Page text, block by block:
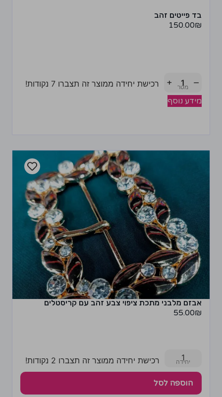
בד פייטים זהב
150.00₪
−
+
רכישת יחידה ממוצר זה תצברו 7 נקודות!
מידע נוסף
אבזם מלבני מתכת ציפוי צבע זהב עם קריסטלים
55.00₪
1 רכישת יחידה ממוצר זה תצברו 2 נקודות!
הוספה לסל